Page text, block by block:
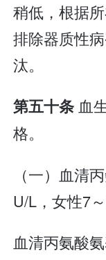
稍低，根据
排除器质性
汰。
第五十条血
格。
（一）血清
U/L，女性7
血清丙氨酸